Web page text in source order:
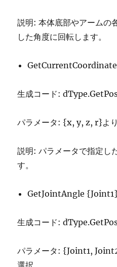
説明: 本体底部やアームの
した角度に回転します。
生成コード:
パラメータ: {x, y, z, r}よ
説明: パラメータで指定し
す。
GetJointAngle
生成コード:
パラメータ: {Joint1,